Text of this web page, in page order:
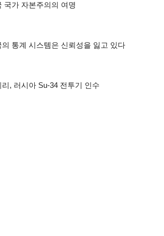
국가 자본주의의 여명
의 통계 시스템은 신뢰성을 잃고 있다
리, 러시아 Su-34 전투기 인수